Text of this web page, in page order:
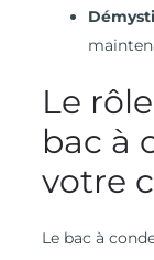
Le
bac à
votre
Le bac à